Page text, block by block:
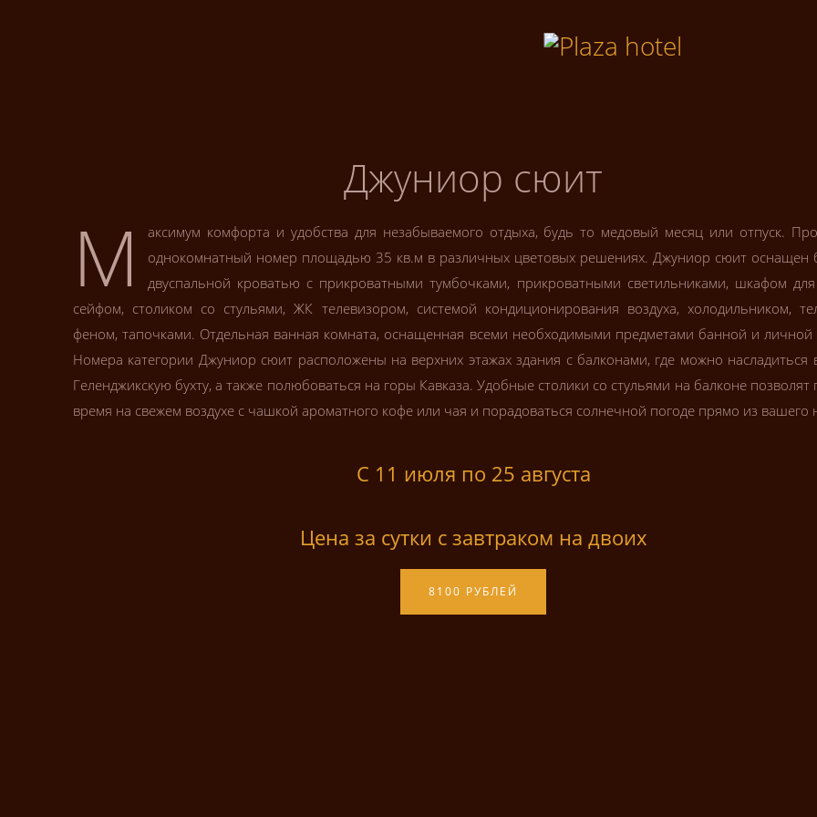
Джуниор сюит
М
аксимум комфорта и удобства для незабываемого отдыха, будь то медовый месяц или отпуск.
однокомнатный номер площадью 35 кв.м в различных цветовых решениях. Джуниор сюит оснащен
двуспальной кроватью с прикроватными тумбочками, прикроватными светильниками, шкафом
сейфом, столиком со стульями, ЖК телевизором, системой кондиционирования воздуха, холодильником,
феном, тапочками. Отдельная ванная комната, оснащенная всеми необходимыми предметами банной и личной
Номера категории Джуниор сюит расположены на верхних этажах здания с балконами, где можно насладиться
Геленджикскую бухту, а также полюбоваться на горы Кавказа. Удобные столики со стульями на балконе позволят
время на свежем воздухе с чашкой ароматного кофе или чая и порадоваться солнечной погоде прямо из вашего
С 11 июля по 25 августа
Цена за сутки с завтраком на двоих
8100 РУБЛЕЙ